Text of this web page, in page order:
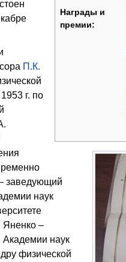
Награды и
премии:
П.К.
г. по
заведующий
наук
Яненко –
Академии наук
физической